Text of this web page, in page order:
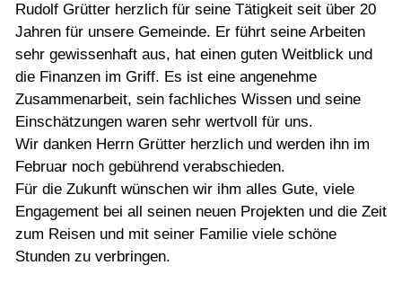
Rudolf Grütter herzlich für seine Tätigkeit seit über 20
Jahren für unsere Gemeinde. Er führt seine Arbeiten
sehr gewissenhaft aus, hat einen guten Weitblick und
die Finanzen im Griff. Es ist eine angenehme
Zusammenarbeit, sein fachliches Wissen und seine
Einschätzungen waren sehr wertvoll für uns.
Wir danken Herrn Grütter herzlich und werden ihn im
Februar noch gebührend verabschieden.
Für die Zukunft wünschen wir ihm alles Gute, viele
Engagement bei all seinen neuen Projekten und die Zeit
zum Reisen und mit seiner Familie viele schöne
Stunden zu verbringen.